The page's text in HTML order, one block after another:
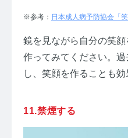
※参考： 日本成人病予防協会「
鏡を見ながら自分の笑
作ってみてください。
し、笑顔を作ることも効
11.禁煙する